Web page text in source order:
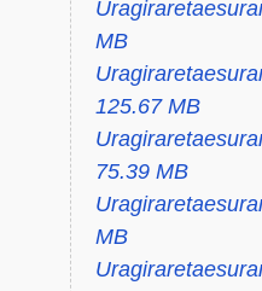
MB
125.67 MB
75.39 MB
MB